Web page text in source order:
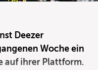
Deezer
Woche ein
auf ihrer Plattform.